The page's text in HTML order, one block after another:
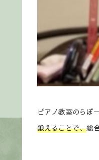
ピアノ教室のらぼ
鍛えることで、総